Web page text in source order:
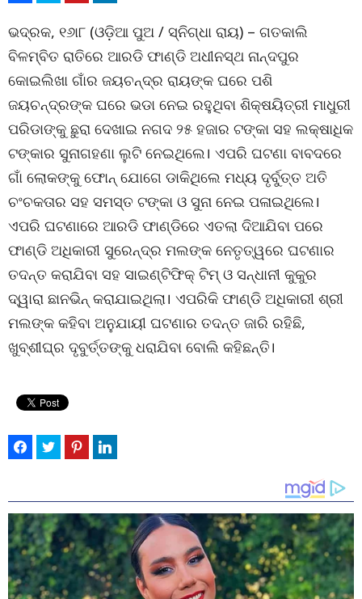
ଭଦ୍ରକ, ୧୬ା୮ (ଓଡ଼ିଆ ପୁଅ / ସ୍ନିଗ୍ଧା ରାୟ) – ଗତକାଲି
ବିଳମ୍ବିତ ରାତିରେ ଆରଡି ଫାଣ୍ଡି ଅଧୀନସ୍ଥ ନାନ୍ଦପୁର
କୋଇଲିଖା ଗାଁର ଜୟଚନ୍ଦ୍ର ରାୟଙ୍କ ଘରେ ପଶି
ଜୟଚନ୍ଦ୍ରଙ୍କ ଘରେ ଭଡା ନେଇ ରହୁଥିବା ଶିକ୍ଷୟିତ୍ରୀ ମାଧୁରୀ
ପରିଡାଙ୍କୁ ଛୁରା ଦେଖାଇ ନଗଦ ୨୫ ହଜାର ଟଙ୍କା ସହ ଲକ୍ଷାଧିକ
ଟଙ୍କାର ସୁନାଗହଣା ଲୁଟି ନେଇଥିଲେ। ଏପରି ଘଟଣା ବାବଦରେ
ଗାଁ ଲୋକଙ୍କୁ ଫୋନ୍ ଯୋଗେ ଡାକିଥିଲେ ମଧ୍ୟ ଦୃର୍ବୁତ୍ତ ଅତି
ଚଂଚକତାର ସହ ସମସ୍ତ ଟଙ୍କା ଓ ସୁନା ନେଇ ପଳାଇଥିଲେ।
ଏପରି ଘଟଣାରେ ଆରଡି ଫାଣ୍ଡିରେ ଏତଲା ଦିଆଯିବା ପରେ
ଫାଣ୍ଡି ଅଧିକାରୀ ସୁରେନ୍ଦ୍ର ମଲଙ୍କ ନେତୃତ୍ୱରେ ଘଟଣାର
ତଦନ୍ତ କରାଯିବା ସହ ସାଇଣ୍ଟିଫିକ୍ ଟିମ୍ ଓ ସନ୍ଧାନୀ କୁକୁର
ଦ୍ୱାରା ଛାନଭିନ୍ କରାଯାଇଥିଲା। ଏପରିକି ଫାଣ୍ଡି ଅଧିକାରୀ ଶ୍ରୀ
ମଲଙ୍କ କହିବା ଅନୁଯାୟୀ ଘଟଣାର ତଦନ୍ତ ଜାରି ରହିଛି,
ଖୁବ୍‌ଶୀଘ୍ର ଦୃବୁର୍ତ୍ତଙ୍କୁ ଧରାଯିବା ବୋଲି କହିଛନ୍ତି।